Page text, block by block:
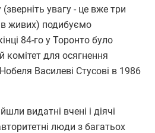
увагу - це вже три
в живих) подибуємо
84-го у Торонто було
комітет для осягнення
Василеві Стусові в 1986
видатні вчені і діячі
люди з багатьох